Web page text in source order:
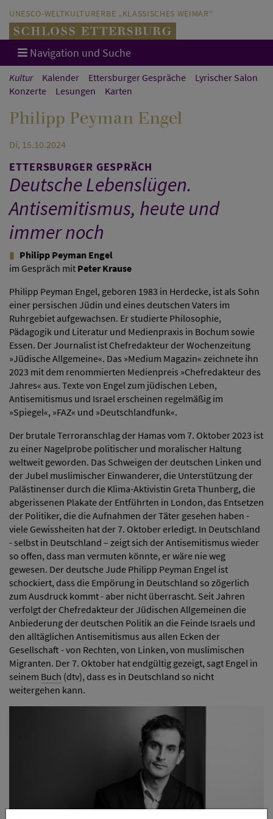
UNESCO-WELTKULTURERBE „KLASSISCHES WEIMAR“
Navigation und Suche
Kultur Kalender Ettersburger Gespräche
Lyrischer Salon
Konzerte
Lesungen Karten
Philipp Peyman Engel
Di, 15.10.2024
ETTERSBURGER GESPRÄCH
Deutsche Lebenslügen.
Antisemitismus, heute und
immer noch
Philipp Peyman Engel
im Gespräch mit Peter Krause
Philipp Peyman Engel, geboren 1983 in Herdecke, ist als Sohn
einer persischen Jüdin und eines deutschen Vaters im
Ruhrgebiet aufgewachsen. Er studierte Philosophie,
Pädagogik und Literatur und Medienpraxis in Bochum sowie
Essen. Der Journalist ist Chefredakteur der Wochenzeitung
»Jüdische Allgemeine«. Das »Medium Magazin« zeichnete ihn
2023 mit dem renommierten Medienpreis »Chefredakteur des
Jahres« aus. Texte von Engel zum jüdischen Leben,
Antisemitismus und Israel erscheinen regelmäßig im
»Spiegel«, »FAZ« und »Deutschlandfunk«.
Der brutale Terroranschlag der Hamas vom 7. Oktober 2023 ist
zu einer Nagelprobe politischer und moralischer Haltung
weltweit geworden. Das Schweigen der deutschen Linken und
der Jubel muslimischer Einwanderer, die Unterstützung der
Palästinenser durch die Klima-Aktivistin Greta Thunberg, die
abgerissenen Plakate der Entführten in London, das Entsetzen
der Politiker, die die Aufnahmen der Täter gesehen haben -
viele Gewissheiten hat der 7. Oktober erledigt. In Deutschland
- selbst in Deutschland – zeigt sich der Antisemitismus wieder
so offen, dass man vermuten könnte, er wäre nie weg
gewesen. Der deutsche Jude Philipp Peyman Engel ist
schockiert, dass die Empörung in Deutschland so zögerlich
zum Ausdruck kommt - aber nicht überrascht. Seit Jahren
verfolgt der Chefredakteur der Jüdischen Allgemeinen die
Anbiederung der deutschen Politik an die Feinde Israels und
den alltäglichen Antisemitismus aus allen Ecken der
Gesellschaft - von Rechten, von Linken, von muslimischen
Migranten. Der 7. Oktober hat endgültig gezeigt, sagt Engel in
seinem Buch (dtv), dass es in Deutschland so nicht
weitergehen kann.